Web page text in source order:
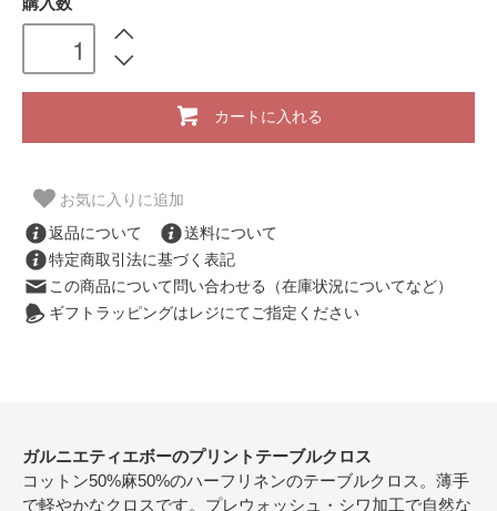
カートに入れる
お気に入りに追加
返品について
送料について
特定商取引法に基づく表記
この商品について問い合わせる（在庫状況についてなど）
ギフトラッピングはレジにてご指定ください
ガルニエティエボーのプリントテーブルクロス
コットン50%麻50%のハーフリネンのテーブルクロス。薄手
で軽やかなクロスです。プレウォッシュ・シワ加工で自然な